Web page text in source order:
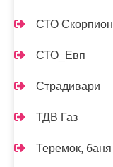
СТО Скорпион
СТО_Евп
Страдивари
ТДВ Газ
Теремок, баня